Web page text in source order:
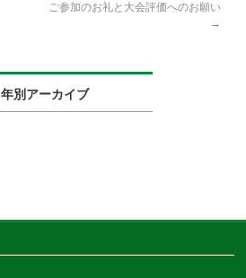
ご参加のお礼と大会評価へのお願い
→
年別アーカイブ